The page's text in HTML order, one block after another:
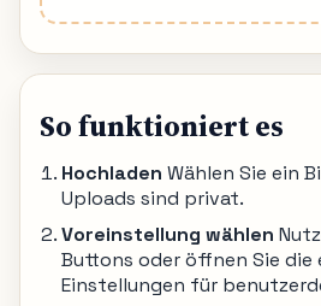
So funktioniert es
Hochladen Wählen Sie ein
Uploads sind privat.
Voreinstellung wählen
Buttons oder öffnen Sie
Einstellungen für